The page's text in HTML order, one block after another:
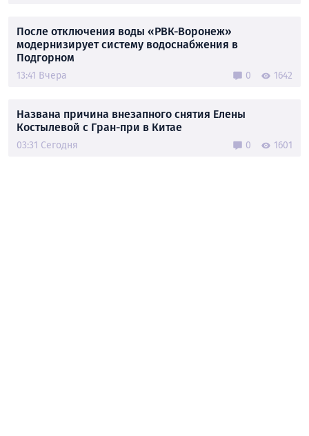
После отключения воды «РВК-Воронеж»
модернизирует систему водоснабжения в
Подгорном
13:41 Вчера 0 1642
Названа причина внезапного снятия Елены
Костылевой с Гран-при в Китае
03:31 Сегодня 0 1601